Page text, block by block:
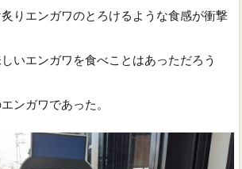
りエンガワのとろけるような食感が衝撃
いエンガワを食べことはあっただろう
ンガワであった。